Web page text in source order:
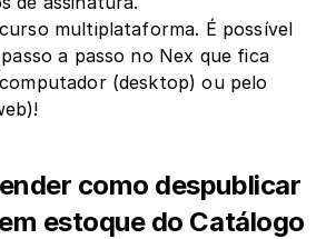
multiplataforma. É possível
a passo no Nex que fica
(desktop) ou pelo
como despublicar
estoque do Catálogo